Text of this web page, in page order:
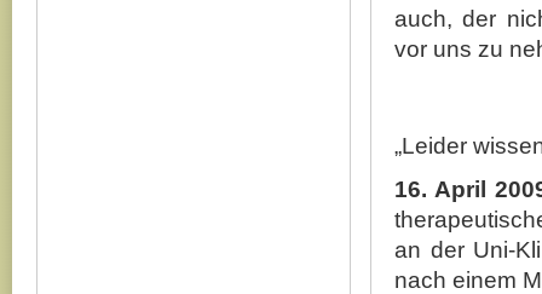
auch, der
vor uns zu
„Leider
16. April
an der Uni-
nach einem